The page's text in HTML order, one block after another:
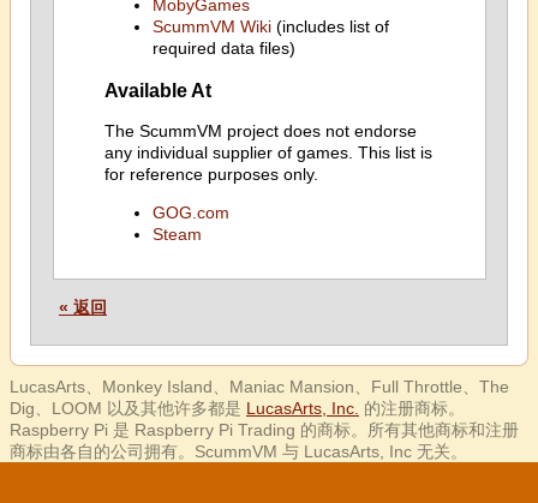
MobyGames
ScummVM Wiki(includes list of
required data files)
Available At
The ScummVM project does not endorse
any individual supplier of games. This list is
for reference purposes only.
GOG.com
Steam
« 返回
LucasArts、Monkey Island、Maniac Mansion、Full Throttle、The
Dig、LOOM 以及其他许多都是 LucasArts, Inc. 的注册商标。
Raspberry Pi 是 Raspberry Pi Trading 的商标。所有其他商标和注册
商标由各自的公司拥有。ScummVM 与 LucasArts, Inc 无关。